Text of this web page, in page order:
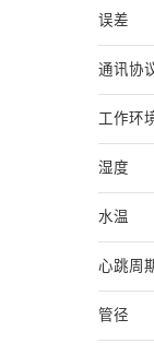
误差
通讯协
工作环
湿度
水温
心跳周
管径